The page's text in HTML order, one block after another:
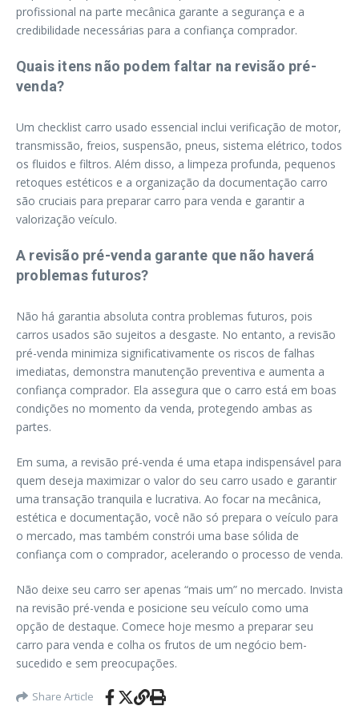
profissional na parte mecânica garante a segurança e a
credibilidade necessárias para a confiança comprador.
Quais itens não podem faltar na revisão pré-
venda?
Um checklist carro usado essencial inclui verificação de motor,
transmissão, freios, suspensão, pneus, sistema elétrico, todos
os fluidos e filtros. Além disso, a limpeza profunda, pequenos
retoques estéticos e a organização da documentação carro
são cruciais para preparar carro para venda e garantir a
valorização veículo.
A revisão pré-venda garante que não haverá
problemas futuros?
Não há garantia absoluta contra problemas futuros, pois
carros usados são sujeitos a desgaste. No entanto, a revisão
pré-venda minimiza significativamente os riscos de falhas
imediatas, demonstra manutenção preventiva e aumenta a
confiança comprador. Ela assegura que o carro está em boas
condições no momento da venda, protegendo ambas as
partes.
Em suma, a revisão pré-venda é uma etapa indispensável para
quem deseja maximizar o valor do seu carro usado e garantir
uma transação tranquila e lucrativa. Ao focar na mecânica,
estética e documentação, você não só prepara o veículo para
o mercado, mas também constrói uma base sólida de
confiança com o comprador, acelerando o processo de venda.
Não deixe seu carro ser apenas “mais um” no mercado. Invista
na revisão pré-venda e posicione seu veículo como uma
opção de destaque. Comece hoje mesmo a preparar seu
carro para venda e colha os frutos de um negócio bem-
sucedido e sem preocupações.
Share Article